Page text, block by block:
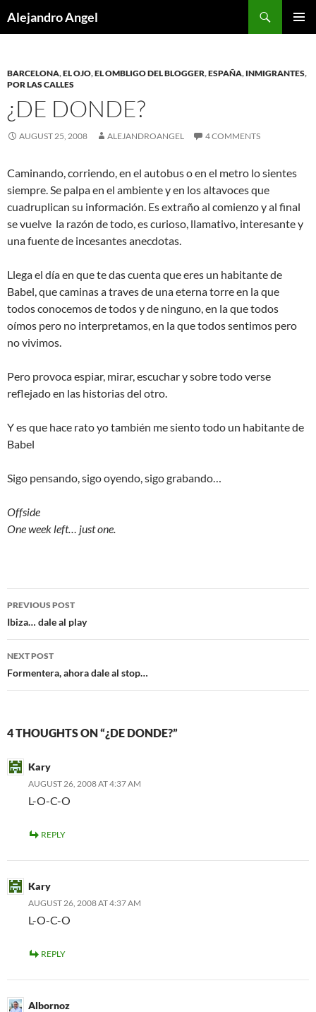
toAlejandro Angel
BARCELONA,EL OJO,EL OMBLIGO DEL BLOGGER,ESPAÑA, INMIGRANTES,
POR LAS CALLES
¿DE DONDE?
AUGUST 25, 2008 ALEJANDROANGEL 4 COMMENTS
Caminando, corriendo, en el autobus o en el metro lo sientes
siempre. Se palpa en el ambiente y en los altavoces que
cuadruplican su información. Es extraño al comienzo y al final
se vuelve la razón de todo, es curioso, llamativo, interesante y
una fuente de incesantes anecdotas.
Llega el día en que te das cuenta que eres un habitante de
Babel, que caminas a traves de una eterna torre en la que
todos conocemos de todos y de ninguno, en la que todos
oímos pero no interpretamos, en la que todos sentimos pero
no vivimos.
Pero provoca espiar, mirar, escuchar y sobre todo verse
reflejado en las historias del otro.
Y es que hace rato yo también me siento todo un habitante de
Babel
Sigo pensando, sigo oyendo, sigo grabando…
Offside
One week left… just one.
Post
navigation
PREVIOUS POST
Ibiza… dale al play
NEXT POST
Formentera, ahora dale al stop…
4 THOUGHTS ON “¿DE DONDE?”
Kary
AUGUST 26, 2008 AT 4:37 AM
L-O-C-O
REPLY
Kary
AUGUST 26, 2008 AT 4:37 AM
L-O-C-O
REPLY
Albornoz